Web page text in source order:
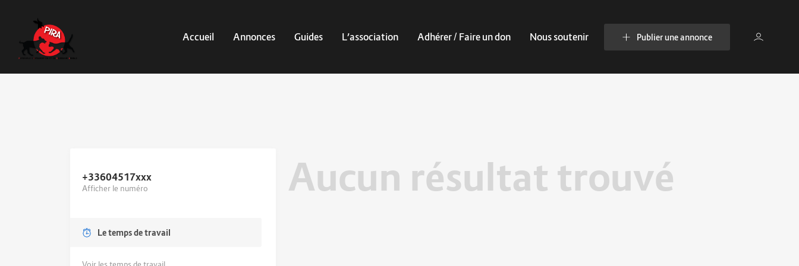
Accueil Annonces Guides L’association Adhérer / Faire un don Nous soutenir Publier une annonce
+33604517xxx
Afficher le numéro
Le temps de travail
Aucun résultat trouvé